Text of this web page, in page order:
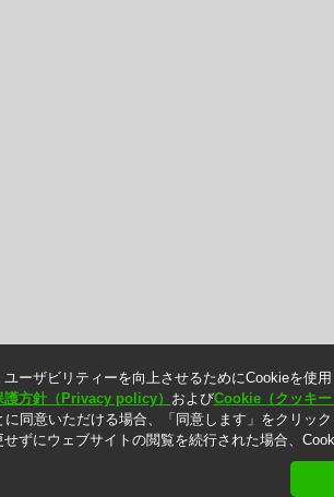
ーザビリティーを向上させるためにCookieを使
護方針（Privacy policy） およびCookie（クッキ
同意いただける場合、「同意します」をクリッ
ずにウェブサイトの閲覧を続行された場合、